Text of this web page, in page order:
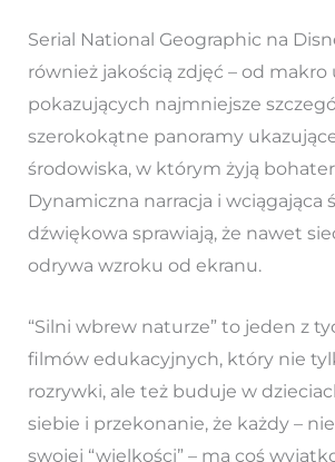
Serial National Geographic na
również jakością zdjęć – od makro
pokazujących najmniejsze
szerokokątne panoramy
środowiska, w którym żyją
Dynamiczna narracja i wciągająca
dźwiękowa sprawiają, że nawet
odrywa wzroku od ekranu.
“Silni wbrew naturze” to jeden z
filmów edukacyjnych, który nie
rozrywki, ale też buduje w
siebie i przekonanie, że każdy –
swojej “wielkości” – ma coś